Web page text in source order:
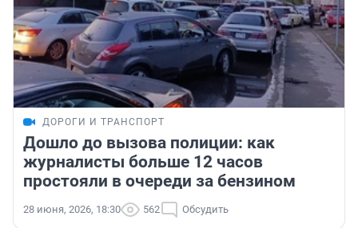
ДОРОГИ И ТРАНСПОРТ
Дошло до вызова полиции: как
журналисты больше 12 часов
простояли в очереди за бензином
28 июня, 2026, 18:30 562 Обсудить